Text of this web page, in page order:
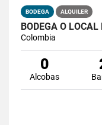
BODEGA ALQUILER
BODEGA O LOCAL
Colombia
0
Alcobas